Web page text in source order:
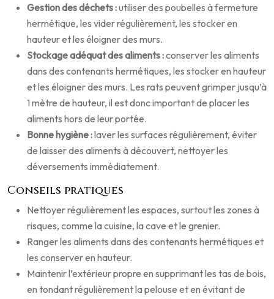
Gestion des déchets :utiliser des poubelles à fermeture
hermétique, les vider régulièrement, les stocker en
hauteur et les éloigner des murs.
Stockage adéquat des aliments :conserver les aliments
dans des contenants hermétiques, les stocker en hauteur
et les éloigner des murs. Les rats peuvent grimper jusqu’à
1 mètre de hauteur, il est donc important de placer les
aliments hors de leur portée.
Bonne hygiène :laver les surfaces régulièrement, éviter
de laisser des aliments à découvert, nettoyer les
déversements immédiatement.
Conseils pratiques
Nettoyer régulièrement les espaces, surtout les zones à
risques, comme la cuisine, la cave et le grenier.
Ranger les aliments dans des contenants hermétiques et
les conserver en hauteur.
Maintenir l’extérieur propre en supprimant les tas de bois,
en tondant régulièrement la pelouse et en évitant de